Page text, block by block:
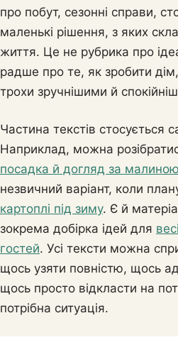
про побут, сезонні справи,
маленькі рішення, з яких
життя. Це не рубрика про
радше про те, як зробити
трохи зручнішими й
Частина текстів стосується
Наприклад, можна
посадка й догляд за малиною
незвичний варіант, коли
картоплі під зиму. Є й
зокрема добірка ідей для
гостей. Усі тексти можна
щось узяти повністю, щось
щось просто відкласти на
потрібна ситуація.